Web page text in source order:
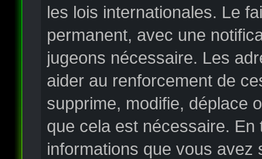
les lois internationales. Le
permanent, avec une
jugeons nécessaire. Les
aider au renforcement de
supprime, modifie, déplace
que cela est nécessaire.
informations que vous